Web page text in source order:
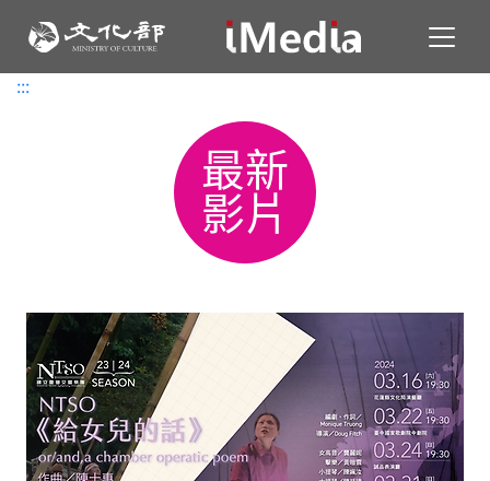
:::
:::
最新
影片